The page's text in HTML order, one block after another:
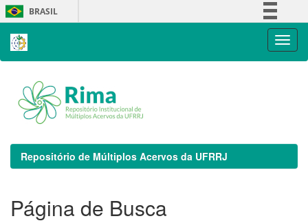
Skip
navigation
BRASIL
Repositório de Múltiplos Acervos da UFRRJ
Página de Busca